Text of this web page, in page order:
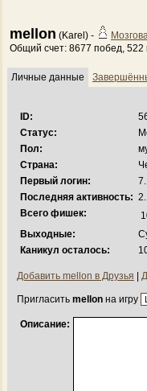
mellon (Karel) -
Общий счет: 8677 побед, 522
Личные данные
ID:
Статус:
Пол:
Страна:
Первый логин:
Последняя активность:
Всего фишек:
Выходные:
Каникул осталось:
Добавить mellon в Друзья
Пригласить mellon на игру
Описание: